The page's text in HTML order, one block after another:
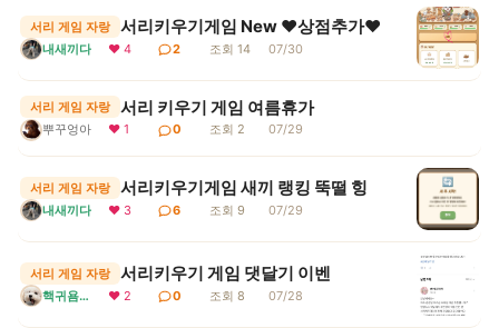
서리 게임 자랑 서리키우기게임 New ♥상점추가♥
내새끼다 ❤ 4 2 조회 14 07/30
서리 게임 자랑 서리 키우기 게임 여름휴가
뿌꾸엉아 ❤ 1 0 조회 2 07/29
서리 게임 자랑 서리키우기게임 새끼 랭킹 뚝떨 힝
내새끼다 ❤ 3 6 조회 9 07/29
서리 게임 자랑 서리키우기 게임 댓달기 이벤
핵귀욤서리 ❤ 2 0 조회 8 07/28